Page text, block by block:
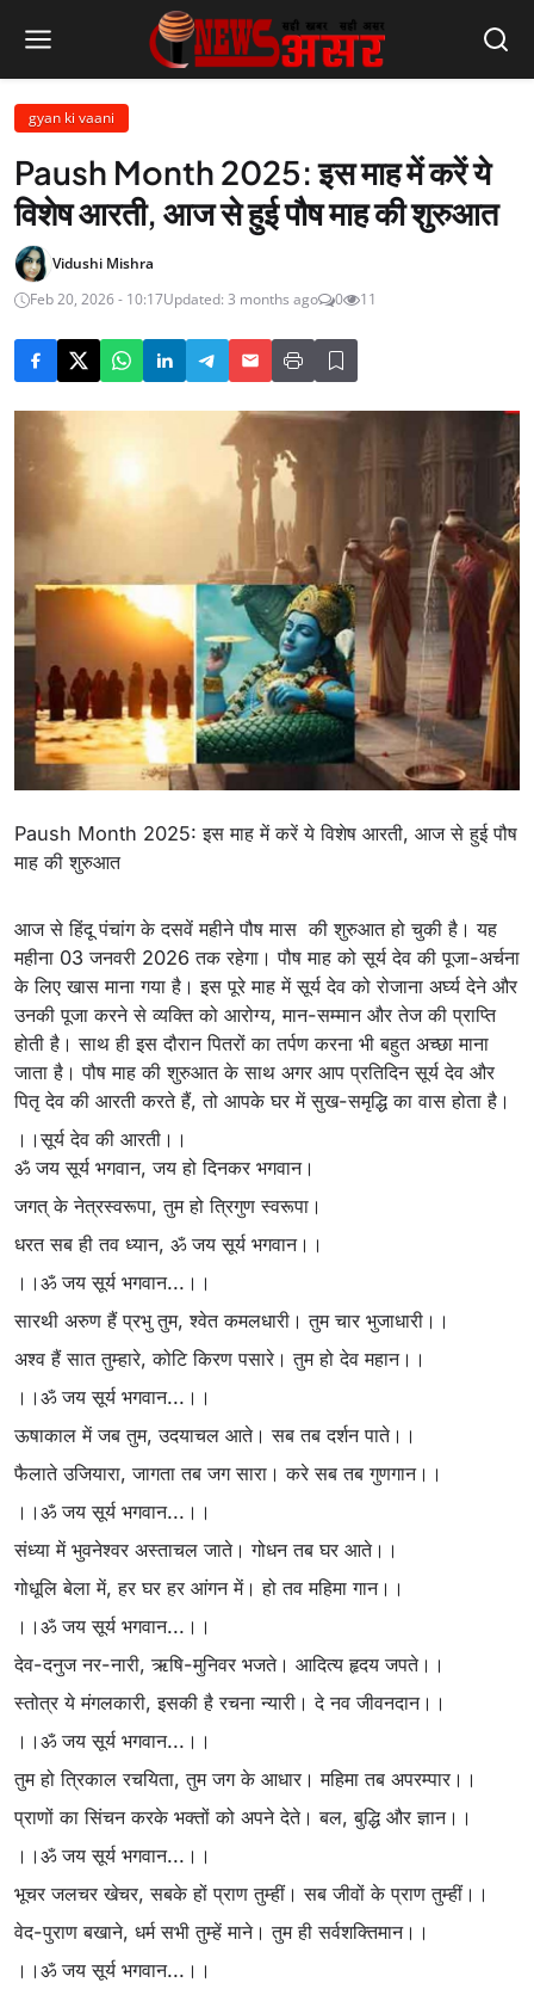
gyan ki vaani
Paush Month 2025: इस माह में करें ये
विशेष आरती, आज से हुई पौष माह की शुरुआत
Vidushi Mishra
Feb 20, 2026 - 10:17Updated: 3 months ago 0 11
Paush Month 2025: इस माह में करें ये विशेष आरती, आज से हुई पौष
माह की शुरुआत
आज से हिंदू पंचांग के दसवें महीने पौष मास की शुरुआत हो चुकी है। यह
महीना 03 जनवरी 2026 तक रहेगा। पौष माह को सूर्य देव की पूजा-अर्चना
के लिए खास माना गया है। इस पूरे माह में सूर्य देव को रोजाना अर्घ्य देने और
उनकी पूजा करने से व्यक्ति को आरोग्य, मान-सम्मान और तेज की प्राप्ति
होती है। साथ ही इस दौरान पितरों का तर्पण करना भी बहुत अच्छा माना
जाता है। पौष माह की शुरुआत के साथ अगर आप प्रतिदिन सूर्य देव और
पितृ देव की आरती करते हैं, तो आपके घर में सुख-समृद्धि का वास होता है।
।।सूर्य देव की आरती।।
ॐ जय सूर्य भगवान, जय हो दिनकर भगवान।
जगत् के नेत्रस्वरूपा, तुम हो त्रिगुण स्वरूपा।
धरत सब ही तव ध्यान, ॐ जय सूर्य भगवान।।
।।ॐ जय सूर्य भगवान...।।
सारथी अरुण हैं प्रभु तुम, श्वेत कमलधारी। तुम चार भुजाधारी।।
अश्व हैं सात तुम्हारे, कोटि किरण पसारे। तुम हो देव महान।।
।।ॐ जय सूर्य भगवान...।।
ऊषाकाल में जब तुम, उदयाचल आते। सब तब दर्शन पाते।।
फैलाते उजियारा, जागता तब जग सारा। करे सब तब गुणगान।।
।।ॐ जय सूर्य भगवान...।।
संध्या में भुवनेश्वर अस्ताचल जाते। गोधन तब घर आते।।
गोधूलि बेला में, हर घर हर आंगन में। हो तव महिमा गान।।
।।ॐ जय सूर्य भगवान...।।
देव-दनुज नर-नारी, ऋषि-मुनिवर भजते। आदित्य हृदय जपते।।
स्तोत्र ये मंगलकारी, इसकी है रचना न्यारी। दे नव जीवनदान।।
।।ॐ जय सूर्य भगवान...।।
तुम हो त्रिकाल रचयिता, तुम जग के आधार। महिमा तब अपरम्पार।।
प्राणों का सिंचन करके भक्तों को अपने देते। बल, बुद्धि और ज्ञान।।
।।ॐ जय सूर्य भगवान...।।
भूचर जलचर खेचर, सबके हों प्राण तुम्हीं। सब जीवों के प्राण तुम्हीं।।
वेद-पुराण बखाने, धर्म सभी तुम्हें माने। तुम ही सर्वशक्तिमान।।
।।ॐ जय सूर्य भगवान...।।